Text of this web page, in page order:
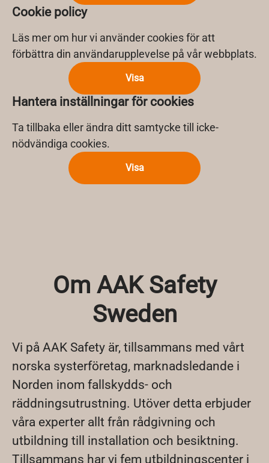
Cookie policy
Läs mer om hur vi använder cookies för att
förbättra din användarupplevelse på vår webbplats.
Visa
Hantera inställningar för cookies
Ta tillbaka eller ändra ditt samtycke till icke-
nödvändiga cookies.
Visa
Om AAK Safety
Sweden
Vi på AAK Safety är, tillsammans med vårt
norska systerföretag, marknadsledande i
Norden inom fallskydds- och
räddningsutrustning. Utöver detta erbjuder
våra experter allt från rådgivning och
utbildning till installation och besiktning.
Tillsammans har vi fem utbildningscenter i